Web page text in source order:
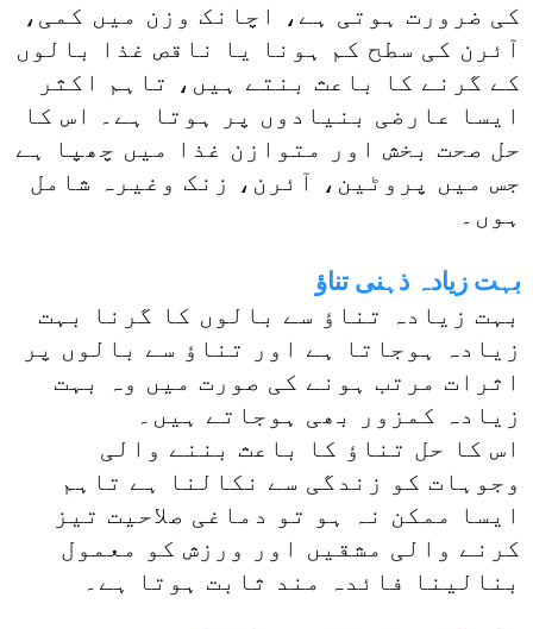
کی ضرورت ہوتی ہے، اچانک وزن میں کمی،
آئرن کی سطح کم ہونا یا ناقص غذا بالوں
کے گرنے کا باعث بنتے ہیں، تاہم اکثر
ایسا عارضی بنیادوں پر ہوتا ہے۔ اس کا
حل صحت بخش اور متوازن غذا میں چھپا ہے
جس میں پروٹین، آئرن، زنک وغیرہ شامل
ہوں۔
بہت زیادہ ذہنی تناؤ
بہت زیادہ تناؤ سے بالوں کا گرنا بہت
زیادہ ہوجاتا ہے اور تناؤ سے بالوں پر
اثرات مرتب ہونے کی صورت میں وہ بہت
زیادہ کمزور بھی ہوجاتے ہیں۔
اس کا حل تناؤ کا باعث بننے والی
وجوہات کو زندگی سے نکالنا ہے تاہم
ایسا ممکن نہ ہو تو دماغی صلاحیت تیز
کرنے والی مشقیں اور ورزش کو معمول
بنالینا فائدہ مند ثابت ہوتا ہے۔